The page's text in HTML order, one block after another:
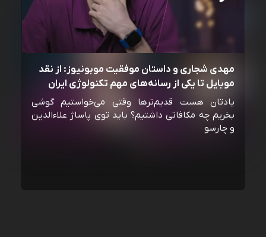
مهدی شجاری و داستان موفقیت موبونیوز: از نقد
موبایل تا یکی از رسانه‌‌های مهم تکنولوژی ایران
یادتان هست قدیم‌ترها وقتی می‌خواستیم گوشی
بخریم چه مکافاتی داشتیم؟ باید توی پاساژ علاءالدین
و چارسو